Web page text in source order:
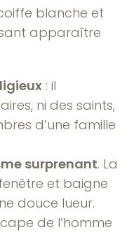
blanche et
apparaître
: il
ni des saints,
d’une famille
surprenant. La
et baigne
douce lueur.
de l’homme